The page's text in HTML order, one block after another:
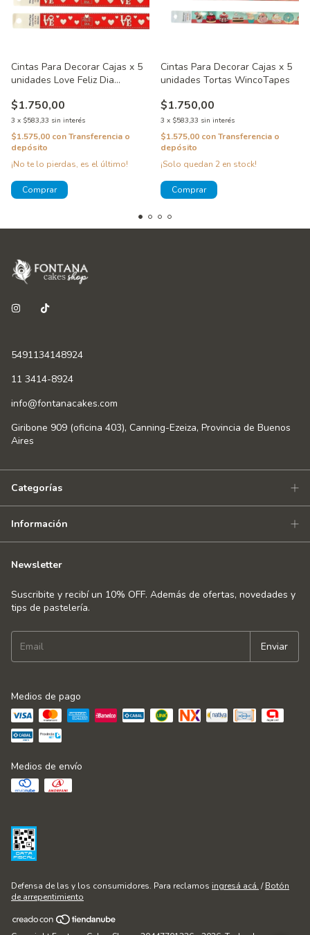
Cintas Para Decorar Cajas x 5
unidades Love Feliz Dia
$1.750,00
3 x $583,33 sin interés
$1.575,00 conTransferencia o
depósito
¡No te lo pierdas, es el último!
Cintas Para Decorar Cajas x 5
unidades Tortas WincoTapes
$1.750,00
3 x $583,33 sin interés
$1.575,00 conTransferencia o
depósito
¡Solo quedan 2 en stock!
5491134148924
11 3414-8924
info@fontanacakes.com
Giribone 909 (oficina 403), Canning-Ezeiza, Provincia de Buenos
Aires
Categorías
Información
Newsletter
Suscribite y recibí un 10% OFF. Además de ofertas, novedades y
tips de pastelería.
Medios de pago
Medios de envío
Defensa de las y los consumidores. Para reclamos ingresá acá. / Botón
de arrepentimiento